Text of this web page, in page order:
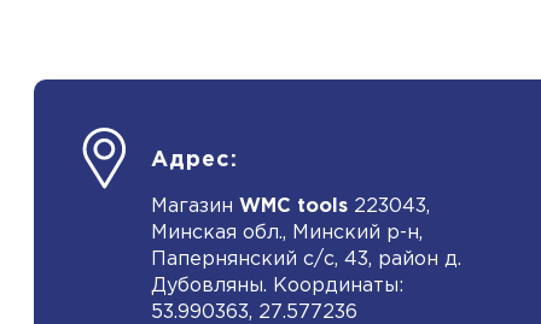
Адрес:
Магазин WMC tools 223043,
Минская обл., Минский р-н,
Папернянский с/с, 43, район д.
Дубовляны. Координаты:
53.990363, 27.577236